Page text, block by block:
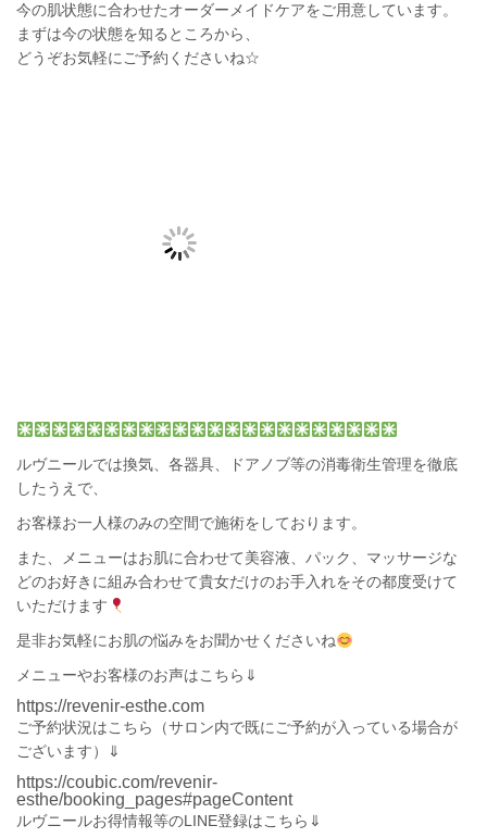
今の肌状態に合わせたオーダーメイドケアをご用意しています。
まずは今の状態を知るところから、
どうぞお気軽にご予約くださいね☆
ルヴニールでは換気、各器具、ドアノブ等の消毒衛生管理を徹底
したうえで、
お客様お一人様のみの空間で施術をしております。
また、メニューはお肌に合わせて美容液、パック、マッサージな
どのお好きに組み合わせて貴女だけのお手入れをその都度受けて
いただけます
是非お気軽にお肌の悩みをお聞かせくださいね
メニューやお客様のお声はこちら⇓
https://revenir-esthe.com
ご予約状況はこちら
（サロン内で既にご予約が入っている場合が
ございます）⇓
https://coubic.com/revenir-
esthe/booking_pages#pageContent
ルヴニールお得情報等のLINE登録はこちら⇓